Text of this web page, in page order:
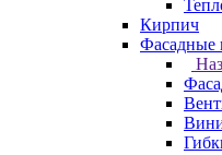
Кирпич
Фасадные